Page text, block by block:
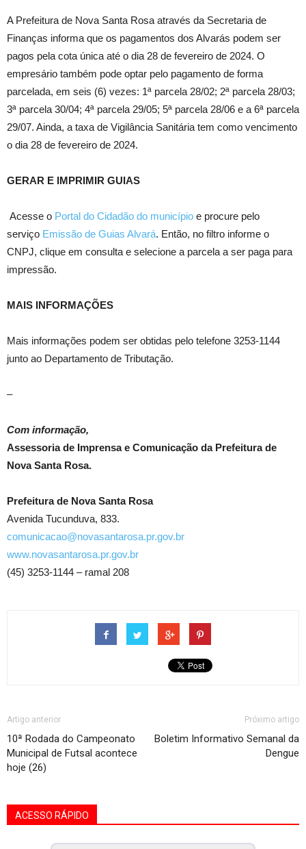
A Prefeitura de Nova Santa Rosa através da Secretaria de
Finanças informa que os pagamentos dos Alvarás podem ser
pagos pela cota única até o dia 28 de fevereiro de 2024. O
empresário também pode optar pelo pagamento de forma
parcelada, em seis (6) vezes: 1ª parcela 28/02; 2ª parcela 28/03;
3ª parcela 30/04; 4ª parcela 29/05; 5ª parcela 28/06 e a 6ª parcela
29/07. Ainda, a taxa de Vigilância Sanitária tem como vencimento
o dia 28 de fevereiro de 2024.
GERAR E IMPRIMIR GUIAS
Acesse o Portal do Cidadão do município e procure pelo
serviço Emissão de Guias Alvará. Então, no filtro informe o
CNPJ, clique em consulta e selecione a parcela a ser paga para
impressão.
MAIS INFORMAÇÕES
Mais informações podem ser obtidas pelo telefone 3253-1144
junto ao Departamento de Tributação.
–
Com informação,
Assessoria de Imprensa e Comunicação da Prefeitura de
Nova Santa Rosa.
Prefeitura de Nova Santa Rosa
Avenida Tucunduva, 833.
comunicacao@novasantarosa.pr.gov.br
www.novasantarosa.pr.gov.br
(45) 3253-1144 – ramal 208
Artigo anterior
10ª Rodada do Campeonato
Municipal de Futsal acontece
hoje (26)
Próximo artigo
Boletim Informativo Semanal da
Dengue
ACESSO RÁPIDO